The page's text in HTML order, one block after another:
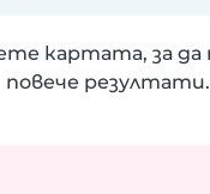
картата, за
повече резултати.